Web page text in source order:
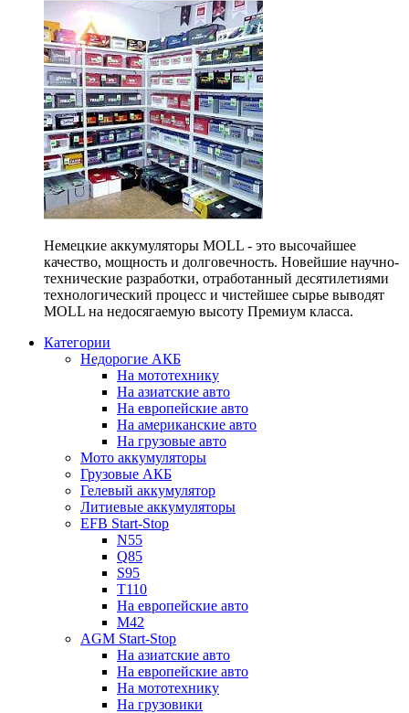
Немецкие аккумуляторы MOLL - это высочайшее
качество, мощность и долговечность. Новейшие научно-
технические разработки, отработанный десятилетиями
технологический процесс и чистейшее сырье выводят
MOLL на недосягаемую высоту Премиум класса.
Категории
Недорогие АКБ
На мототехнику
На азиатские авто
На европейские авто
На американские авто
На грузовые авто
Мото аккумуляторы
Грузовые АКБ
Гелевый аккумулятор
Литиевые аккумуляторы
EFB Start-Stop
N55
Q85
S95
T110
На европейские авто
M42
AGM Start-Stop
На азиатские авто
На европейские авто
На мототехнику
На грузовики